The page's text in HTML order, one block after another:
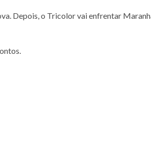
Depois, o Tricolor vai enfrentar